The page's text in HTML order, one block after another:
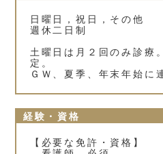
日曜日，祝日，その他
週休二日制
土曜日は月２回のみ診療
定。
ＧＷ、夏季、年末年始に
経験・資格
【必要な免許・資格】